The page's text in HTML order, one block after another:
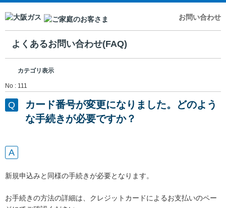
お問い合わせ
よくあるお問い合わせ(FAQ)
カテゴリ表示
No : 111
カード番号が変更になりました。どのよう
な手続きが必要ですか？
新規申込みと同様の手続きが必要となります。
お手続きの方法の詳細は、クレジットカードによるお支払いのペー